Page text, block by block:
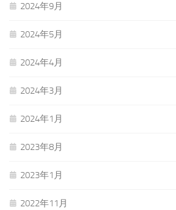
2024年9月
2024年5月
2024年4月
2024年3月
2024年1月
2023年8月
2023年1月
2022年11月